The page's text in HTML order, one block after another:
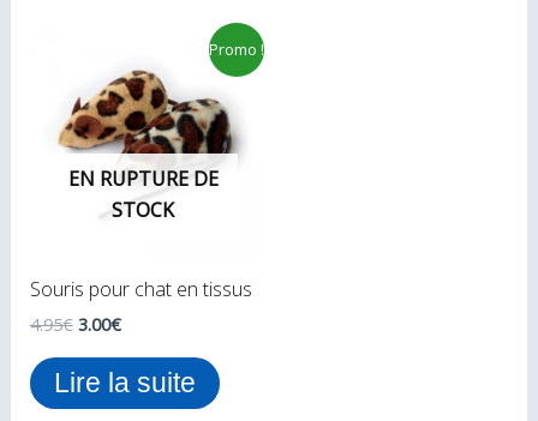
produit
Promo !
EN RUPTURE DE
STOCK
Souris pour chat en tissus
4.95€
initial
était :
4.95€.
3.00€
actuel
est :
3.00€.
Lire la suite